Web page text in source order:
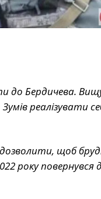
до Бердичева.
реалізувати
щоб
року повернувся